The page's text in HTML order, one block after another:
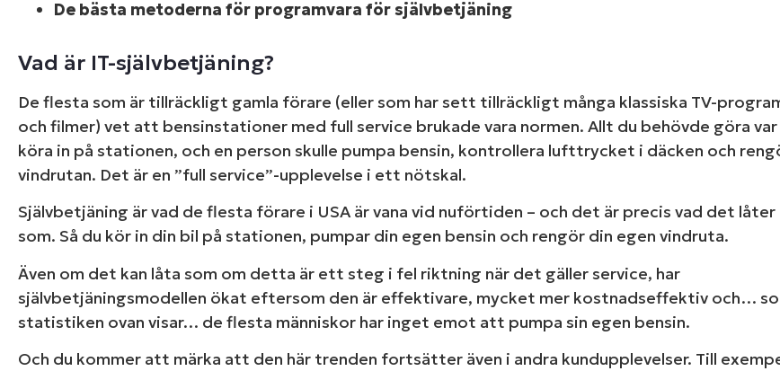
De bästa metoderna för programvara för självbetjäning
Vad är IT-självbetjäning?
De flesta som är tillräckligt gamla förare (eller som har sett tillräckligt många klassiska TV-
och filmer) vet att bensinstationer med full service brukade vara normen. Allt du behövde göra
köra in på stationen, och en person skulle pumpa bensin, kontrollera lufttrycket i däcken och
vindrutan. Det är en ”full service”-upplevelse i ett nötskal.
Självbetjäning är vad de flesta förare i USA är vana vid nuförtiden – och det är precis vad det låter
som. Så du kör in din bil på stationen, pumpar din egen bensin och rengör din egen vindruta.
Även om det kan låta som om detta är ett steg i fel riktning när det gäller service, har
självbetjäningsmodellen ökat eftersom den är effektivare, mycket mer kostnadseffektiv och…
statistiken ovan visar… de flesta människor har inget emot att pumpa sin egen bensin.
Och du kommer att märka att den här trenden fortsätter även i andra kundupplevelser. Till